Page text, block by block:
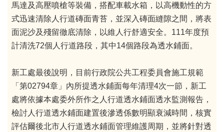
馬達及高壓噴槍等裝備，搭配車載水箱，以高機動性的方
式迅速清除人行道磚面青苔，並深入磚面縫隙之間，將表
面泥沙及殘留徹底清除，以維人行舒適安全。111年度預
計清洗72個人行道路段，其中14個路段為透水鋪面。
新工處最後說明，目前行政院公共工程委員會施工規範
「第02794章」內所提透水鋪面每年清理4次一節，新工
處將依據本處委外所作之人行道透水鋪面透水監測報告，
檢討人行道透水鋪面建置後滲透係數明顯衰減時間，核實
評估爾後北市人行道透水鋪面管理維護周期，並將針對透